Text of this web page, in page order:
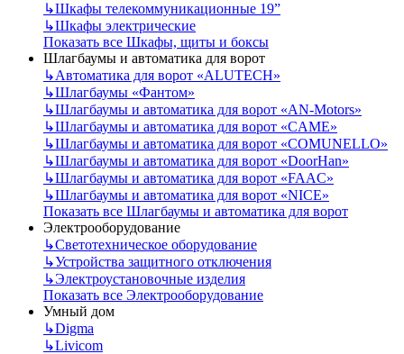
↳Шкафы телекоммуникационные 19”
↳Шкафы электрические
Показать все Шкафы, щиты и боксы
Шлагбаумы и автоматика для ворот
↳Автоматика для ворот «ALUTECH»
↳Шлагбаумы «Фантом»
↳Шлагбаумы и автоматика для ворот «AN-Motors»
↳Шлагбаумы и автоматика для ворот «CAME»
↳Шлагбаумы и автоматика для ворот «COMUNELLO»
↳Шлагбаумы и автоматика для ворот «DoorHan»
↳Шлагбаумы и автоматика для ворот «FAAC»
↳Шлагбаумы и автоматика для ворот «NICE»
Показать все Шлагбаумы и автоматика для ворот
Электрооборудование
↳Светотехническое оборудование
↳Устройства защитного отключения
↳Электроустановочные изделия
Показать все Электрооборудование
Умный дом
↳Digma
↳Livicom